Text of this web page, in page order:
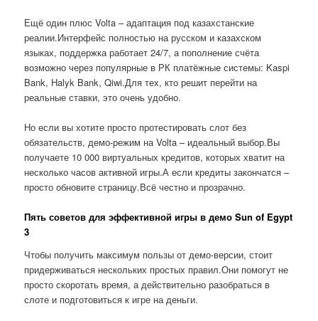
Ещё один плюс Volta – адаптация под казахстанские
реалии.Интерфейс полностью на русском и казахском
языках, поддержка работает 24/7, а пополнение счёта
возможно через популярные в РК платёжные системы: Kaspi
Bank, Halyk Bank, Qiwi.Для тех, кто решит перейти на
реальные ставки, это очень удобно.
Но если вы хотите просто протестировать слот без
обязательств, демо-режим на Volta – идеальный выбор.Вы
получаете 10 000 виртуальных кредитов, которых хватит на
несколько часов активной игры.А если кредиты закончатся –
просто обновите страницу.Всё честно и прозрачно.
Пять советов для эффективной игры в демо Sun of Egypt
3
Чтобы получить максимум пользы от демо-версии, стоит
придерживаться нескольких простых правил.Они помогут не
просто скоротать время, а действительно разобраться в
слоте и подготовиться к игре на деньги.